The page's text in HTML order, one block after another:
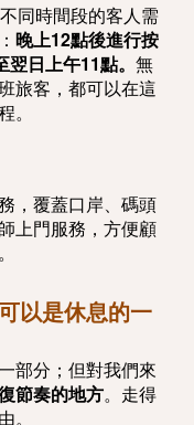
同時間段的客人需
晚上12點後進行按
日上午11點。 無
旅客，都可以在這
，覆蓋口岸、碼頭
上門服務，方便顧
以是休息的一
部分；但對我們來
節奏的地方。走得